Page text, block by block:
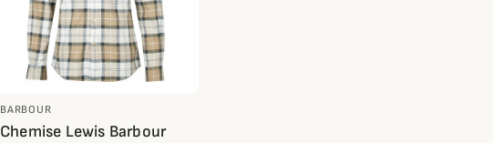
BARBOUR
Chemise Lewis Barbour